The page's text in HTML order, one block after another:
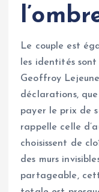
Le couple est
les identités sont
Geoffroy
déclarations,
payer le prix de
rappelle celle
choisissent de
des murs
partageable,